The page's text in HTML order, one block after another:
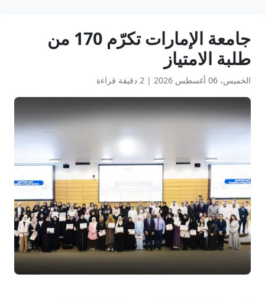
جامعة الإمارات تكرّم 170 من
طلبة الامتياز
الخميس، 06 أغسطس 2026 | 2 دقيقة قراءة